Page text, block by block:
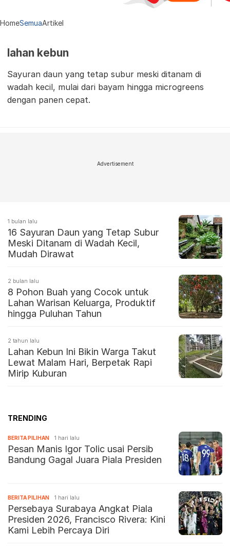
HomeSemuaArtikel
lahan kebun
Sayuran daun yang tetap subur meski ditanam di
wadah kecil, mulai dari bayam hingga microgreens
dengan panen cepat.
Advertisement
1 bulan lalu
16 Sayuran Daun yang Tetap Subur
Meski Ditanam di Wadah Kecil,
Mudah Dirawat
2 bulan lalu
8 Pohon Buah yang Cocok untuk
Lahan Warisan Keluarga, Produktif
hingga Puluhan Tahun
2 tahun lalu
Lahan Kebun Ini Bikin Warga Takut
Lewat Malam Hari, Berpetak Rapi
Mirip Kuburan
TRENDING
BERITA PILIHAN 1 hari lalu
Pesan Manis Igor Tolic usai Persib
Bandung Gagal Juara Piala Presiden
BERITA PILIHAN 1 hari lalu
Persebaya Surabaya Angkat Piala
Presiden 2026, Francisco Rivera: Kini
Kami Lebih Percaya Diri